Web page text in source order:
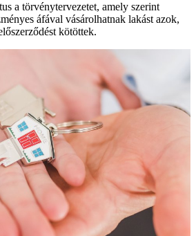
a törvénytervezetet, amely szerint
áfával vásárolhatnak lakást azok,
kötöttek.